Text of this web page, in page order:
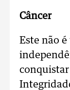
Câncer
Este não
conquistar